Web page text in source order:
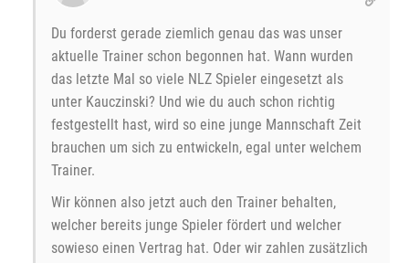
Du forderst gerade ziemlich genau das was unser
aktuelle Trainer schon begonnen hat. Wann wurden
das letzte Mal so viele NLZ Spieler eingesetzt als
unter Kauczinski? Und wie du auch schon richtig
festgestellt hast, wird so eine junge Mannschaft Zeit
brauchen um sich zu entwickeln, egal unter welchem
Trainer.
Wir können also jetzt auch den Trainer behalten,
welcher bereits junge Spieler fördert und welcher
sowieso einen Vertrag hat. Oder wir zahlen zusätzlich